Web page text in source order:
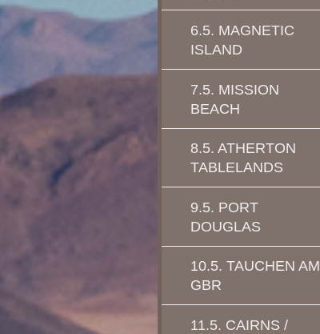
6.5. MAGNETIC
ISLAND
7.5. MISSION
BEACH
8.5. ATHERTON
TABLELANDS
9.5. PORT
DOUGLAS
10.5. TAUCHEN AM
GBR
11.5. CAIRNS /